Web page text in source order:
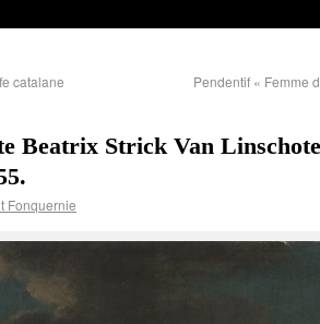
catalane
Pendentif « Femme
Beatrix Strick Van
Fonquernie